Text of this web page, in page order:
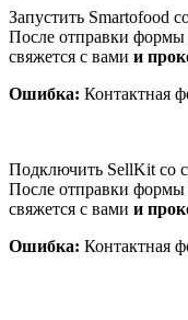
Запустить Smartofood
После отправки
свяжется с вами и
Ошибка: Контактная
Подключить SellKit со
После отправки
свяжется с вами и
Ошибка: Контактная